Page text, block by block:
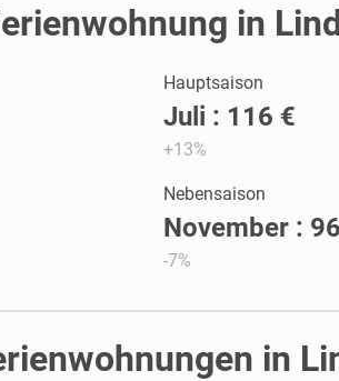
in
Hauptsaison
Juli : 116 €
+13%
Nebensaison
November :
-7%
in